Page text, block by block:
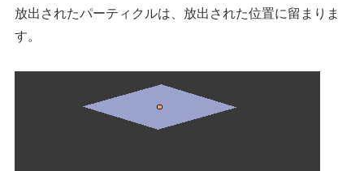
放出されたパーティクルは、放出された位置に留まりま
す。